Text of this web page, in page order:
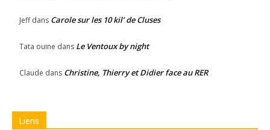
Jeffdans Carole sur les 10 kil’ de Cluses
Tata ouine dans Le Ventoux by night
Claude dans Christine, Thierry et Didier face au RER
Liens